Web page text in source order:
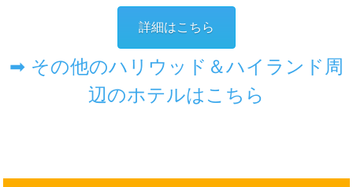
詳細はこちら
➡ その他のハリウッド＆ハイランド周
辺のホテルはこちら